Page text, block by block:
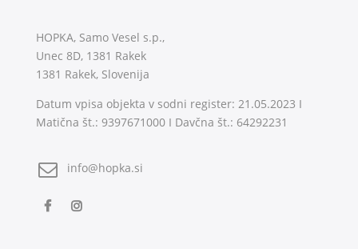
HOPKA, Samo Vesel s.p.,
Unec 8D, 1381 Rakek
1381 Rakek, Slovenija
Datum vpisa objekta v sodni register: 21.05.2023 I
Matična št.: 9397671000 I Davčna št.: 64292231
info@hopka.si